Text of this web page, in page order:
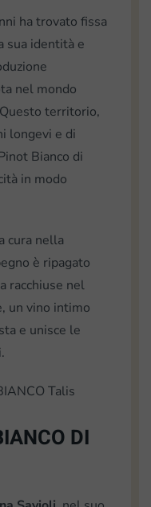
ha trovato fissa
sua identità e
nel mondo
territorio,
longevi e di
Bianco di
in modo
cura nella
è ripagato
racchiuse nel
un vino intimo
e unisce le
DI